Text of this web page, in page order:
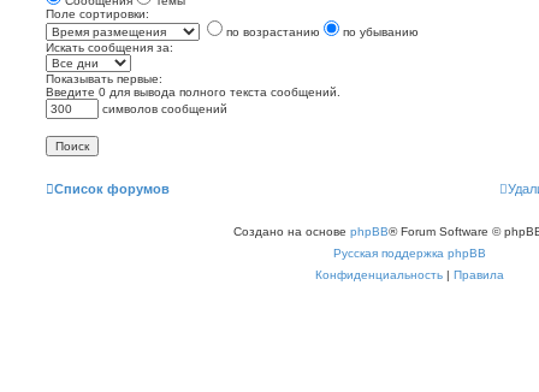
Поле сортировки:
по возрастанию
по убыванию
Искать сообщения за:
Показывать первые:
Введите 0 для вывода полного текста сообщений.
символов сообщений
Список форумов
Создано на основе phpBB® Forum Software ©
Русская поддержка phpBB
Конфиденциальность | Правила